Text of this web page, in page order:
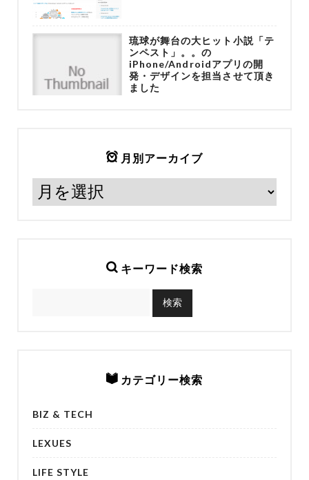
琉球が舞台の大ヒット小説「テ
ンペスト」。。の
iPhone/Androidアプリの開
発・デザインを担当させて頂き
ました
月別アーカイブ
キーワード検索
カテゴリー検索
BIZ & TECH
LEXUES
LIFE STYLE